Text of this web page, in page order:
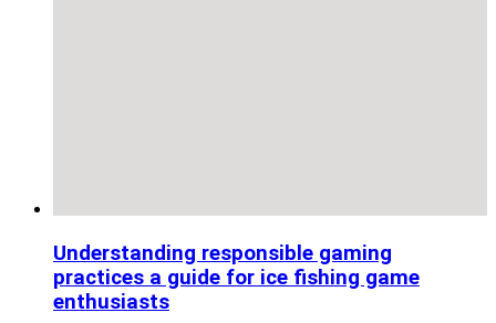
Understanding responsible gaming
practices a guide for ice fishing game
enthusiasts